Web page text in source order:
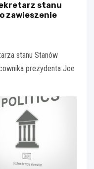
stanu
zawieszenie
stanu Stanów
prezydenta Joe